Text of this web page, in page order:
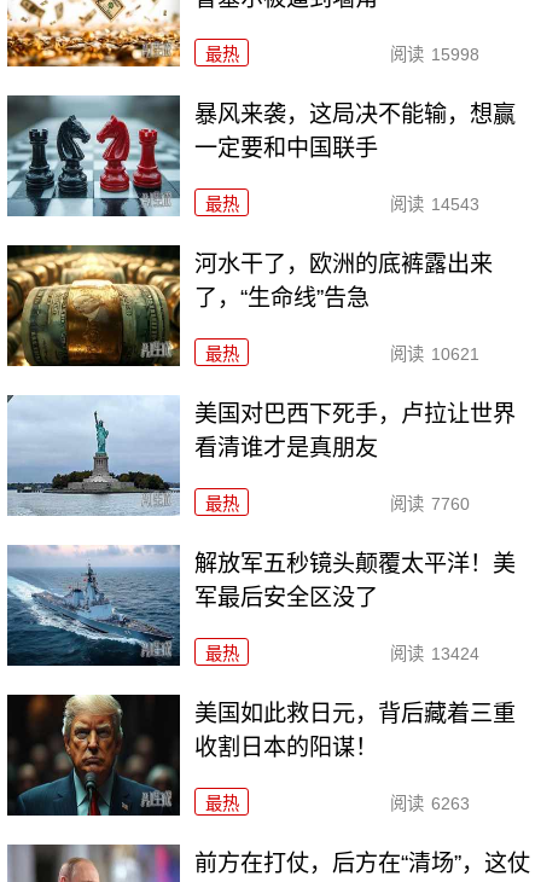
最热 阅读 15998
暴风来袭，这局决不能输，想赢
一定要和中国联手
最热 阅读 14543
河水干了，欧洲的底裤露出来
了，“生命线”告急
最热 阅读 10621
美国对巴西下死手，卢拉让世界
看清谁才是真朋友
最热 阅读 7760
解放军五秒镜头颠覆太平洋！美
军最后安全区没了
最热 阅读 13424
美国如此救日元，背后藏着三重
收割日本的阳谋！
最热 阅读 6263
前方在打仗，后方在“清场”，这仗